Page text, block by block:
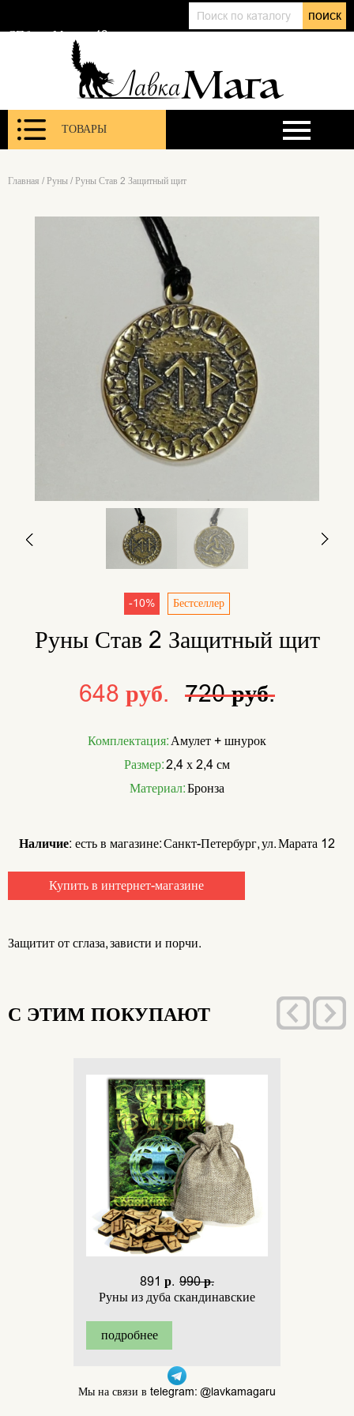
поиск
СПб, ул. Марата 12
ТОВАРЫ
Главная / Руны / Руны Став 2 Защитный щит
-10% Бестселлер
Руны Став 2 Защитный щит
648 руб.
720 руб.
Комплектация:Амулет + шнурок
Размер:2,4 х 2,4 см
Материал:Бронза
Наличие: есть в магазине: Санкт-Петербург, ул. Марата 12
Купить в интернет-магазине
Защитит от сглаза, зависти и порчи.
С ЭТИМ ПОКУПАЮТ
891 р. 990 р.
Руны из дуба скандинавские
подробнее
Мы на связи в telegram: @lavkamagaru